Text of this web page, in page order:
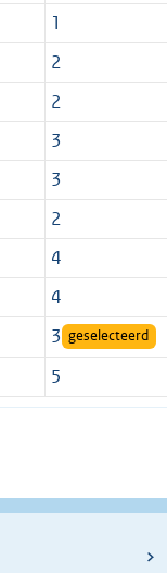
1
2
2
3
3
2
4
4
3 geselecteerd
5